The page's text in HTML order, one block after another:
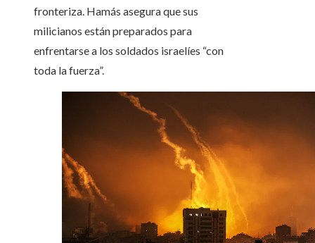
fronteriza. Hamás asegura que sus
milicianos están preparados para
enfrentarse a los soldados israelíes “con
toda la fuerza”.